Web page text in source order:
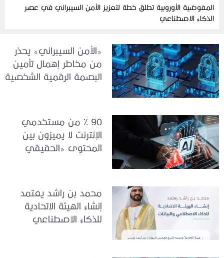
المفوضية الأوروبية تطلق خطة لتعزيز الأمن السيبراني في عصر
الذكاء الاصطناعي
«الأمن السيبراني» يحذر
من مخاطر إهمال تأمين
البصمة الرقمية الشخصية
90 % من مستخدمي
الإنترنت لا يميزون بين
المحتوى «الحقيقي
محمد بن راشد يعتمد
إنشاء الهيئة الاتحادية
للذكاء الاصطناعي